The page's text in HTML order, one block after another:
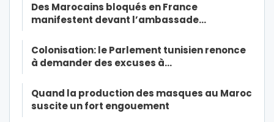
Des Marocains bloqués en France
manifestent devant l’ambassade…
Colonisation: le Parlement tunisien renonce
à demander des excuses à…
Quand la production des masques au Maroc
suscite un fort engouement